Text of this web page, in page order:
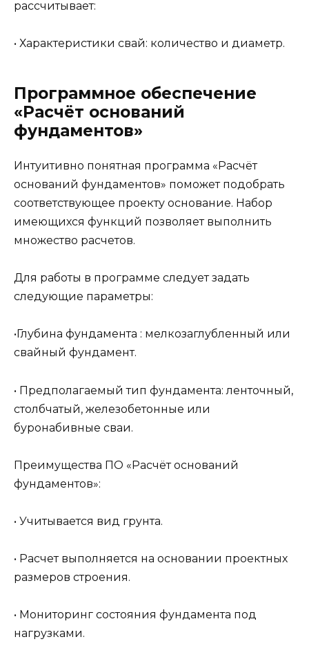
рассчитывает:
• Характеристики свай: количество и диаметр.
Программное обеспечение
«Расчёт оснований
фундаментов»
Интуитивно понятная программа «Расчёт
оснований фундаментов» поможет подобрать
соответствующее проекту основание. Набор
имеющихся функций позволяет выполнить
множество расчетов.
Для работы в программе следует задать
следующие параметры:
•Глубина фундамента : мелкозаглубленный или
свайный фундамент.
• Предполагаемый тип фундамента: ленточный,
столбчатый, железобетонные или
буронабивные сваи.
Преимущества ПО «Расчёт оснований
фундаментов»:
• Учитывается вид грунта.
• Расчет выполняется на основании проектных
размеров строения.
• Мониторинг состояния фундамента под
нагрузками.